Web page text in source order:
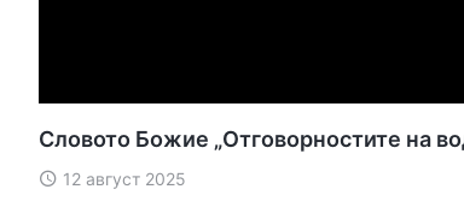
Словото Божие „Отговорностите на
12 август 2025